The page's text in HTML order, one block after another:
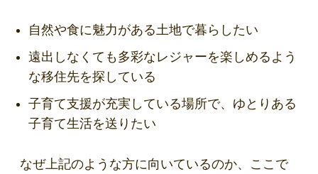
自然や食に魅力がある土地で暮らしたい
遠出しなくても多彩なレジャーを楽しめるよう
な移住先を探している
子育て支援が充実している場所で、ゆとりある
子育て生活を送りたい
なぜ上記のような方に向いているのか、ここで